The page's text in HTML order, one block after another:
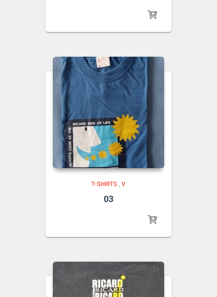
T-SHIRTS , V
03